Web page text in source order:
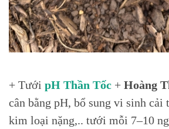
+ Tưới pH Thần Tốc + Hoàng
cân bằng pH, bổ sung vi sinh cải
kim loại nặng,.. tưới mỗi 7–10